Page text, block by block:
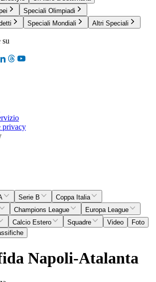
Speciali Olimpiadi
Speciali Mondiali Altri Speciali
su
privacy
Serie B
Coppa Italia
Champions League
Europa League
Calcio Estero Squadre Video
Foto
Napoli-Atalanta